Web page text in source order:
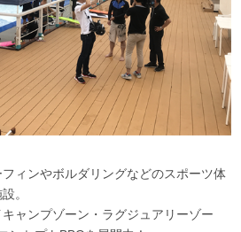
ィンやボルダリングなどのスポーツ体
。
ャンプゾーン・ラグジュアリーゾー